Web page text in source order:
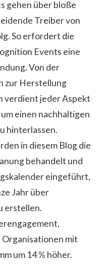
gehen über bloße
Treiber von
So erfordert die
Events eine
Von der
zur Herstellung
verdient jeder Aspekt
einen nachhaltigen
hinterlassen.
in diesem Blog die
behandelt und
eingeführt,
Jahr über
erstellen.
mit
um 14 % höher.